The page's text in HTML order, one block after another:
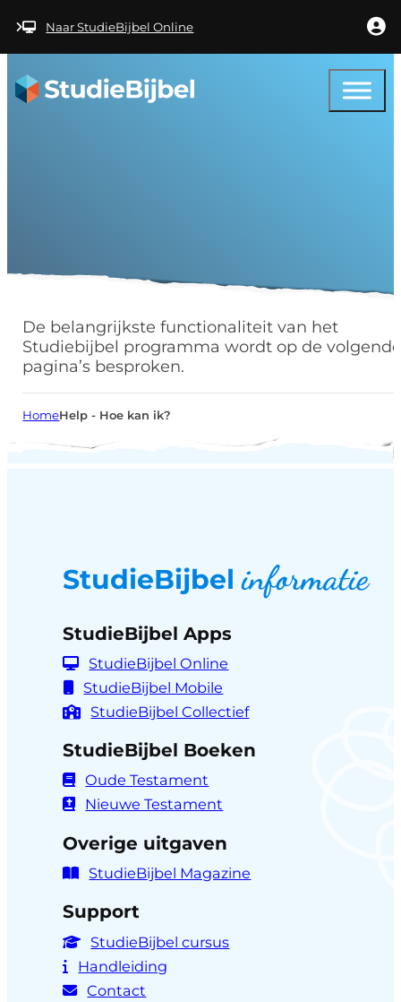
Naar StudieBijbel Online
De belangrijkste functionaliteit van het
Studiebijbel programma wordt op de
pagina’s besproken.
HomeHelp - Hoe kan ik?
StudieBijbelinformatie
StudieBijbel Apps
StudieBijbel Online
StudieBijbel Mobile
StudieBijbel Collectief
StudieBijbel Boeken
Oude Testament
Nieuwe Testament
Overige uitgaven
StudieBijbel Magazine
Support
StudieBijbel cursus
Handleiding
Contact